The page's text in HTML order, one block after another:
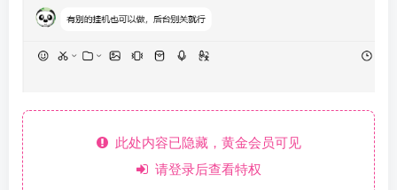
此处内容已隐藏，黄金会员可见
请登录后查看特权